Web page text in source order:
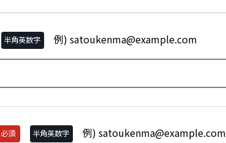
半角英数字 例) satoukenma@example.com
必須 半角英数字 例) satoukenma@example.com